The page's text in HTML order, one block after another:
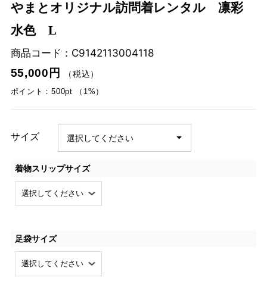
やまとオリジナル訪問着レンタル 凛彩
水色 L
商品コード： C9142113004118
55,000円
（税込）
ポイント：500pt （1%）
サイズ
着物スリップサイズ
足袋サイズ